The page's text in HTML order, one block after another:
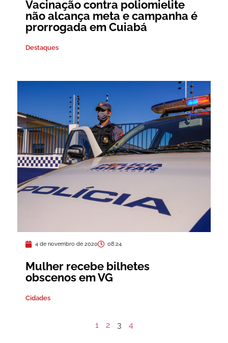
Vacinação contra poliomielite
não alcança meta e campanha é
prorrogada em Cuiabá
Destaques
4 de novembro de 2020 08:24
Mulher recebe bilhetes
obscenos em VG
Cidades
1 2 3 4